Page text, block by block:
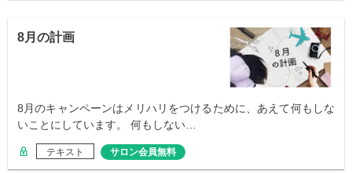
8月の計画
8月のキャンペーンはメリハリをつけるために、あえて何もしな
いことにしています。 何もしない…
テキスト サロン会員無料